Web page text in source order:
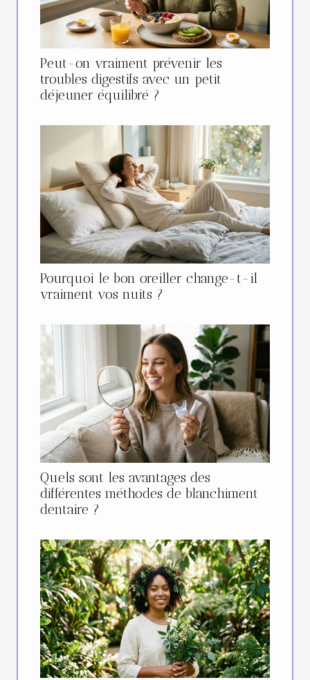
Peut-on vraiment prévenir les
troubles digestifs avec un petit
déjeuner équilibré ?
Pourquoi le bon oreiller change-t-il
vraiment vos nuits ?
Quels sont les avantages des
différentes méthodes de blanchiment
dentaire ?